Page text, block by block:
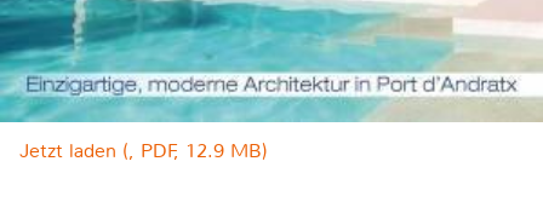
Jetzt laden (, PDF, 12.9 MB)